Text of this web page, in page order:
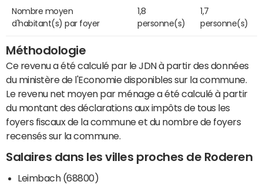
Nombre moyen
d'habitant(s) par foyer
1,8
personne(s)
1,7
personne(s)
Méthodologie
Ce revenu a été calculé par le JDN à partir des données
du ministère de l'Economie disponibles sur la commune.
Le revenu net moyen par ménage a été calculé à partir
du montant des déclarations aux impôts de tous les
foyers fiscaux de la commune et du nombre de foyers
recensés sur la commune.
Salaires dans les villes proches de Roderen
Leimbach (68800)